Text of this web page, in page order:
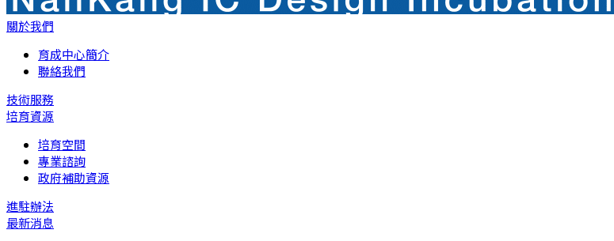
關於我們
育成中心簡介
聯絡我們
技術服務
培育資源
培育空間
專業諮詢
政府補助資源
進駐辦法
最新消息